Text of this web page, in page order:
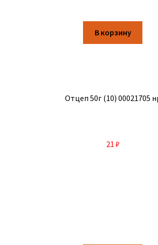
В корзину
Отцеп 50г (10) 00021705
21 ₽